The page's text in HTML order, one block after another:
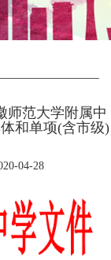
师范大学附属中
和单项(含市级)
04-28